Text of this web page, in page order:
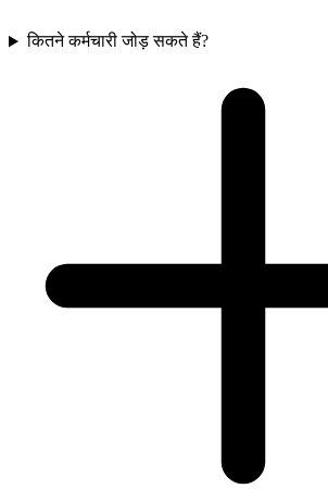
कितने कर्मचारी जोड़ सकते हैं?